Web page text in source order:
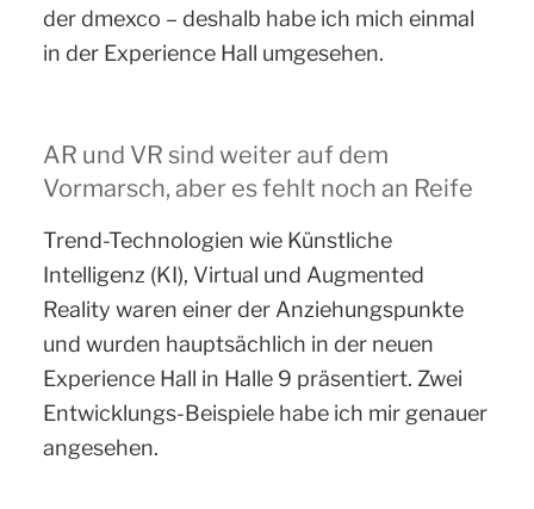
der dmexco – deshalb habe ich mich einmal
in der Experience Hall umgesehen.
AR und VR sind weiter auf dem
Vormarsch, aber es fehlt noch an Reife
Trend-Technologien wie Künstliche
Intelligenz (KI), Virtual und Augmented
Reality waren einer der Anziehungspunkte
und wurden hauptsächlich in der neuen
Experience Hall in Halle 9 präsentiert. Zwei
Entwicklungs-Beispiele habe ich mir genauer
angesehen.